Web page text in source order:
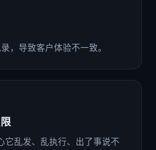
，导致客户体验不一致。
它乱发、乱执行、出了事说不